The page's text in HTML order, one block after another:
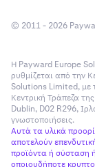
© 2011 - 2026
Η Payward Europe
ρυθμίζεται από την
Solutions Limited, με
Κεντρική Τράπεζα
Dublin, D02 R296,
γνωστοποιήσεις.
Αυτά τα υλικά
αποτελούν
προϊόντα ή σύσταση
οποιουδήποτε